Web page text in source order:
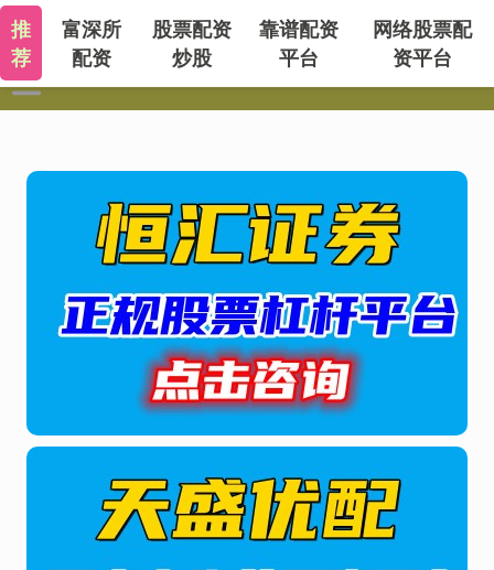
推
荐
富深所
配资
股票配资
炒股
靠谱配资
平台
网络股票配
资平台